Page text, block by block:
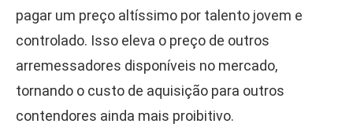
pagar um preço altíssimo por talento jovem e
controlado. Isso eleva o preço de outros
arremessadores disponíveis no mercado,
tornando o custo de aquisição para outros
contendores ainda mais proibitivo.